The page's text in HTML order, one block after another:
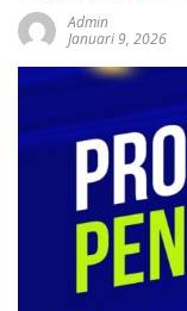
Admin
Januari 9, 2026